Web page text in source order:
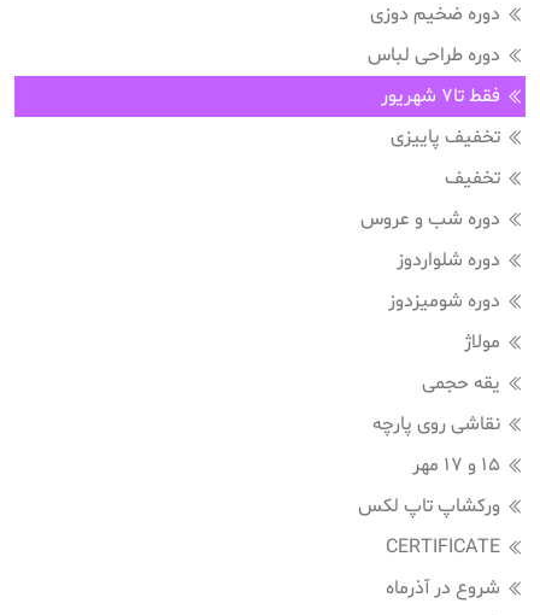
دوره ضخیم دوزی
دوره طراحی لباس
فقط تا7 شهریور
تخفیف پاییزی
تخفیف
دوره شب و عروس
دوره شلواردوز
دوره شومیزدوز
مولاژ
یقه حجمی
نقاشی روی پارچه
15 و 17 مهر
ورکشاپ تاپ لکس
CERTIFICATE
شروع در آذرماه